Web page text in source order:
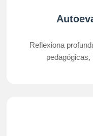
Reflexiona